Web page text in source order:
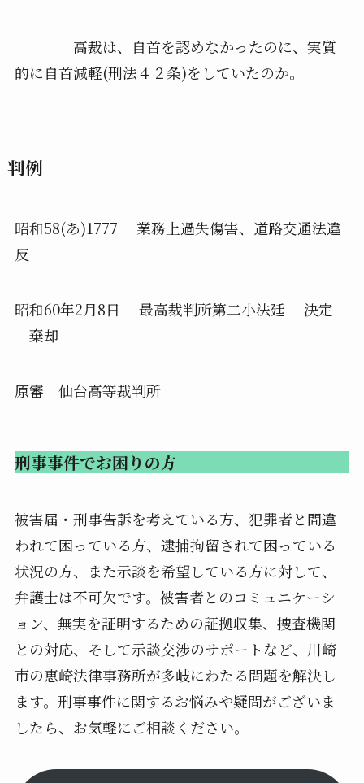
高裁は、自首を認めなかったのに、実質
的に自首減軽(刑法４２条)をしていたのか。
判例
昭和58(あ)1777 業務上過失傷害、道路交通法違
反
昭和60年2月8日 最高裁判所第二小法廷 決定
棄却
原審 仙台高等裁判所
刑事事件でお困りの方
被害届・刑事告訴を考えている方、犯罪者と間違
われて困っている方、逮捕拘留されて困っている
状況の方、また示談を希望している方に対して、
弁護士は不可欠です。被害者とのコミュニケーシ
ョン、無実を証明するための証拠収集、捜査機関
との対応、そして示談交渉のサポートなど、川崎
市の恵崎法律事務所が多岐にわたる問題を解決し
ます。刑事事件に関するお悩みや疑問がございま
したら、お気軽にご相談ください。